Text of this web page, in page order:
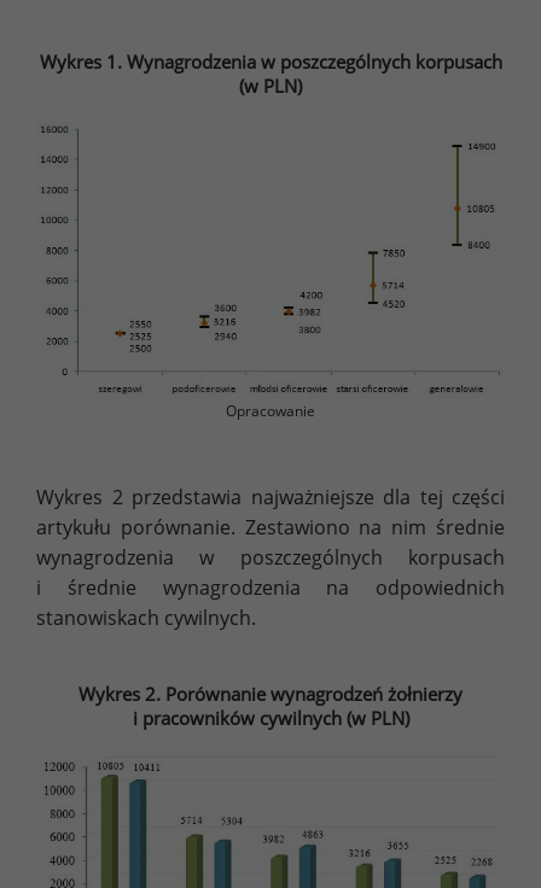
Wykres 1. Wynagrodzenia w poszczególnych korpusach
(w PLN)
Opracowanie
Wykres 2 przedstawia najważniejsze dla tej części
artykułu porównanie. Zestawiono na nim średnie
wynagrodzenia w poszczególnych korpusach
i średnie wynagrodzenia na odpowiednich
stanowiskach cywilnych.
Wykres 2. Porównanie wynagrodzeń żołnierzy
i pracowników cywilnych (w PLN)